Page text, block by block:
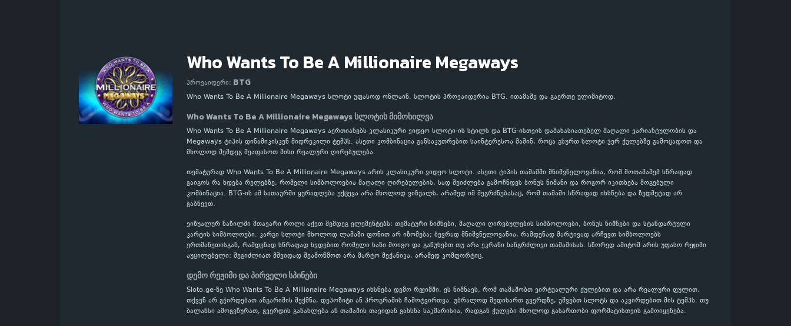
Who Wants To Be A Millionaire Megaways
პროვაიდერი: BTG
Who Wants To Be A Millionaire Megaways სლოტი უფასოდ ონლაინ. სლოტის პროვაიდერია BTG. ითამაშე და გაერთე ულიმიტოდ.
Who Wants To Be A Millionaire Megaways სლოტის მიმოხილვა
Who Wants To Be A Millionaire Megaways აერთიანებს კლასიკური ვიდეო სლოტი-ის სტილს და BTG-ისთვის დამახასიათებელ მაღალი ვარიანტულობის და
Megaways ტიპის დინამიკისკენ მიდრეკილი ტემპს. ასეთი კომბინაცია განსაკუთრებით საინტერესოა მაშინ, როცა გსურთ სლოტი ჯერ ქულებზე გამოცადოთ და
მხოლოდ შემდეგ შეაფასოთ მისი რეალური ღირებულება.
თემატურად Who Wants To Be A Millionaire Megaways არის კლასიკური ვიდეო სლოტი. ასეთი ტიპის თამაშში მნიშვნელოვანია, რომ მოთამაშემ სწრაფად
გაიგოს რა ხდება რელებზე, რომელი სიმბოლოებია მაღალი ღირებულების, სად შეიძლება გამოჩნდეს ბონუს ნიშანი და როგორ იკითხება მოგებული
კომბინაცია. BTG-ის ამ სათაურში ყურადღება ექცევა არა მხოლოდ ვიზუალს, არამედ იმ შეგრძნებასაც, რომ თამაში სწრაფად იხსნება და ზედმეტად არ
გაბნევთ.
ვიზუალურ ნაწილში მთავარი როლი აქვთ შემდეგ ელემენტებს: თემატური ნიშნები, მაღალი ღირებულების სიმბოლოები, ბონუს ნიშნები და სტანდარტული
კარტის სიმბოლოები. კარგი სლოტი მხოლოდ ლამაზი ფონით არ იზომება; ბევრად მნიშვნელოვანია, რამდენად მარტივად არჩევთ სიმბოლოებს
ერთმანეთისგან, რამდენად სწრაფად ხვდებით რომელი ხაზი მოიგო და გაწუხებთ თუ არა ეკრანი ხანგრძლივი თამაშისას. სწორედ ამიტომ არის უფასო რეჟიმი
აუცილებელი: შეგიძლიათ მშვიდად შეამოწმოთ არა მარტო მექანიკა, არამედ კომფორტიც.
დემო რეჟიმი და პირველი სპინები
Sloto.ge-ზე Who Wants To Be A Millionaire Megaways იხსნება დემო რეჟიმში. ეს ნიშნავს, რომ თამაშობთ ვირტუალური ქულებით და არა რეალური ფულით.
თქვენ არ გჭირდებათ ანგარიშის შექმნა, დეპოზიტი ან პროგრამის ჩამოტვირთვა. უბრალოდ შედიხართ გვერდზე, უშვებთ სლოტს და აკვირდებით მის ტემპს. თუ
ბალანსი ამოგეწურათ, გვერდის განახლება ან თამაშის თავიდან გახსნა საკმარისია, რადგან ქულები მხოლოდ გასართობი ფორმატისთვის გამოიყენება.